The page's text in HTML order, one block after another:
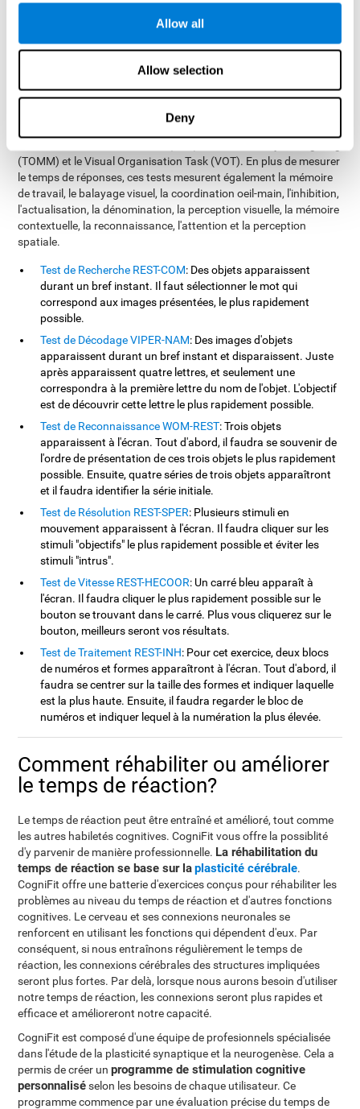
Allow all
Allow selection
Deny
de savoir si un enfant à des problèmes de perception, de
traitement ou des problèmes moteurs), dans le domaine de la
santé (pour détecter des problèmes légers chez des patients) ou
dans le domaine professionnel (pour savoir quels employés sont
les mieux préparés pour certaines activités qui impliquent agir
rapidement face à certaines circonstances).
Les tests offerts par CogniFit pour mesurer le temps de réaction
sont basés sur les tests NEPSY, Variables of Attention (TOVA),
(TOMM) et le Visual Organisation Task (VOT). En plus de mesurer
le temps de réponses, ces tests mesurent également la mémoire
de travail, le balayage visuel, la coordination oeil-main, l'inhibition,
l'actualisation, la dénomination, la perception visuelle, la mémoire
contextuelle, la reconnaissance, l'attention et la perception
spatiale.
Test de Recherche REST-COM: Des objets apparaissent
durant un bref instant. Il faut sélectionner le mot qui
correspond aux images présentées, le plus rapidement
possible.
Test de Décodage VIPER-NAM: Des images d'objets
apparaissent durant un bref instant et disparaissent. Juste
après apparaissent quatre lettres, et seulement une
correspondra à la première lettre du nom de l'objet. L'objectif
est de découvrir cette lettre le plus rapidement possible.
Test de Reconnaissance WOM-REST: Trois objets
apparaissent à l'écran. Tout d'abord, il faudra se souvenir de
l'ordre de présentation de ces trois objets le plus rapidement
possible. Ensuite, quatre séries de trois objets apparaîtront
et il faudra identifier la série initiale.
Test de Résolution REST-SPER: Plusieurs stimuli en
mouvement apparaissent à l'écran. Il faudra cliquer sur les
stimuli "objectifs" le plus rapidement possible et éviter les
stimuli "intrus".
Test de Vitesse REST-HECOOR: Un carré bleu apparaît à
l'écran. Il faudra cliquer le plus rapidement possible sur le
bouton se trouvant dans le carré. Plus vous cliquerez sur le
bouton, meilleurs seront vos résultats.
Test de Traitement REST-INH: Pour cet exercice, deux blocs
de numéros et formes apparaîtront à l'écran. Tout d'abord, il
faudra se centrer sur la taille des formes et indiquer laquelle
est la plus haute. Ensuite, il faudra regarder le bloc de
numéros et indiquer lequel à la numération la plus élevée.
Comment réhabiliter ou améliorer
le temps de réaction?
Le temps de réaction peut être entraîné et amélioré, tout comme
les autres habiletés cognitives. CogniFit vous offre la possiblité
d'y parvenir de manière professionnelle. La réhabilitation du
temps de réaction se base sur laplasticité cérébrale.
CogniFit offre une batterie d'exercices conçus pour réhabiliter les
problèmes au niveau du temps de réaction et d'autres fonctions
cognitives. Le cerveau et ses connexions neuronales se
renforcent en utilisant les fonctions qui dépendent d'eux. Par
conséquent, si nous entraînons régulièrement le temps de
réaction, les connexions cérébrales des structures impliquées
seront plus fortes. Par delà, lorsque nous aurons besoin d'utiliser
notre temps de réaction, les connexions seront plus rapides et
efficace et amélioreront notre capacité.
CogniFit est composé d'une équipe de profesionnels spécialisée
dans l'étude de la plasticité synaptique et la neurogenèse. Cela a
permis de créer unprogramme de stimulation cognitive
personnaliséselon les besoins de chaque utilisateur. Ce
programme commence par une évaluation précise du temps de